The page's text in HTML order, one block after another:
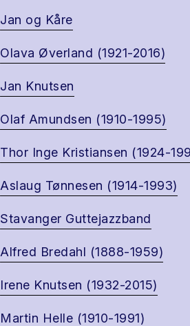
Jan og Kåre
Olava Øverland (1921-2016)
Jan Knutsen
Olaf Amundsen (1910-1995)
Thor Inge Kristiansen (1924-
Aslaug Tønnesen (1914-1993)
Stavanger Guttejazzband
Alfred Bredahl (1888-1959)
Irene Knutsen (1932-2015)
Martin Helle (1910-1991)